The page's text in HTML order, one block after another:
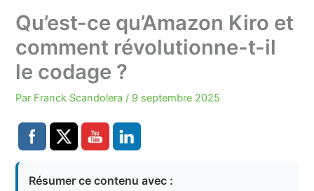
Qu’est-ce qu’Amazon Kiro et
comment révolutionne-t-il
le codage ?
Par Franck Scandolera / 9 septembre 2025
Résumer ce contenu avec :